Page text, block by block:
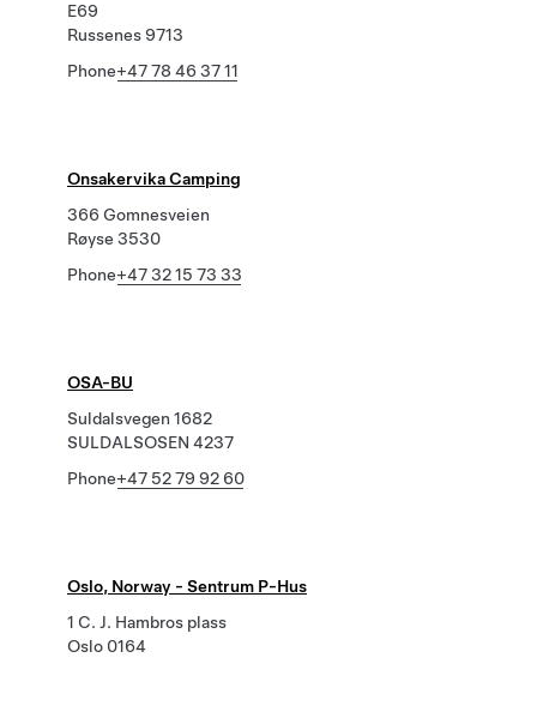
E69
Russenes 9713
Phone+47 78 46 37 11
Onsakervika Camping
366 Gomnesveien
Røyse 3530
Phone+47 32 15 73 33
OSA-BU
Suldalsvegen 1682
SULDALSOSEN 4237
Phone+47 52 79 92 60
Oslo, Norway - Sentrum P-Hus
1 C. J. Hambros plass
Oslo 0164